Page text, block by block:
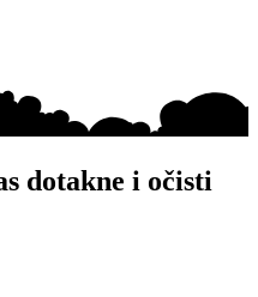
dotakne i očisti